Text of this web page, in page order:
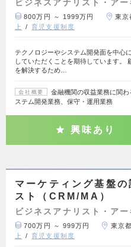
ビジネスアナリスト・アー
800万円 ～ 1999万円 東京
上
育児支援制度
テクノロジーやシステム開発面を中心
していただくことを期待しています。
を解決するため…
会社概要
金融機関の収益業務に関
ステム開発業務、保守・運用業務
興味あり
マーケティング基盤
スト（CRM/MA）
ビジネスアナリスト・アー
700万円 ～ 999万円 東京都
上
育児支援制度